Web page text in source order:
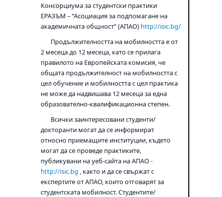
Консорциума за студентски практики
ЕРАЗЪМ – “Асоциация за подпомагане на
академичната общност” (АПАО) http://isic.bg/
Продължителността на мобилността е от
2 месеца до 12 месеца, като се прилага
правилото на Европейската комисия, че
общата продължителност на мобилността с
цел обучение и мобилността с цел практика
не може да надвишава 12 месеца за една
образователно-квалификационна степен.
Всички заинтересовани студенти/
докторанти могат да се информират
относно приемащите институции, където
могат да се проведе практиките,
публикувани на уеб-сайта на АПАО -
http://isic.bg , както и да се свържат с
експертите от АПАО, които отговарят за
студентската мобилност. Студентите/